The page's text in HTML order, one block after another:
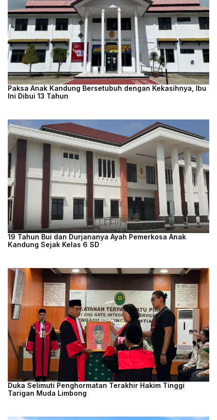
Paksa Anak Kandung Bersetubuh dengan Kekasihnya, Ibu
Ini Dibui 13 Tahun
19 Tahun Bui dan Durjananya Ayah Pemerkosa Anak
Kandung Sejak Kelas 6 SD
Duka Selimuti Penghormatan Terakhir Hakim Tinggi
Tarigan Muda Limbong